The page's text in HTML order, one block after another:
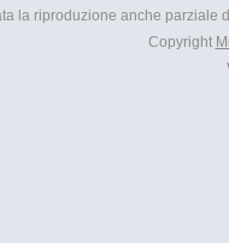
la riproduzione anche
Copyright